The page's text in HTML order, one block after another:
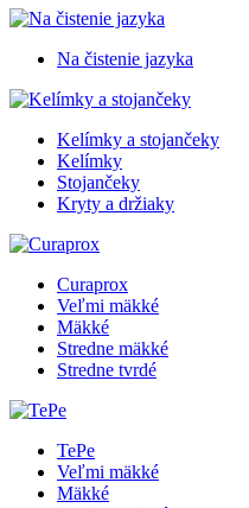
Na čistenie jazyka
Kelímky a stojančeky
Kelímky
Stojančeky
Kryty a držiaky
Curaprox
Veľmi mäkké
Mäkké
Stredne mäkké
Stredne tvrdé
TePe
Veľmi mäkké
Mäkké